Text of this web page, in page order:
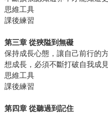
思維工具
課後練習
第三章 從狹隘到無礙
保持成長心態，讓自己前行的
想成長，必須不斷打破自我成
思維工具
課後練習
第四章 從聽過到記住